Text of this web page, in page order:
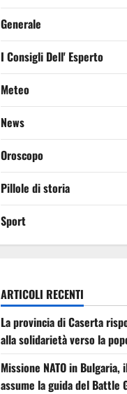
Generale
I Consigli Dell' Esperto
Meteo
News
Oroscopo
Pillole di storia
Sport
ARTICOLI RECENTI
La provincia di Caserta
alla solidarietà verso la
Missione NATO in
assume la guida del Battle